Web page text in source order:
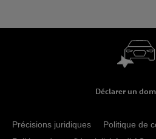
Déclarer un
Précisions juridiques
Politique de